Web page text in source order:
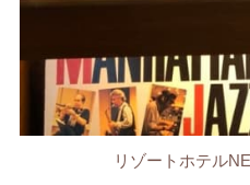
リゾートホテル